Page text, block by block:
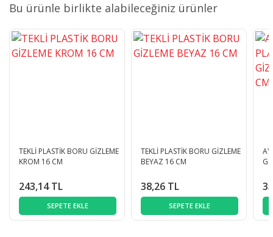
Bu ürünle birlikte alabileceğiniz ürünler
TEKLİ PLASTİK BORU GİZLEME
KROM 16 CM
243,14 TL
SEPETE EKLE
TEKLİ PLASTİK BORU GİZLEME
BEYAZ 16 CM
38,26 TL
SEPETE EKLE